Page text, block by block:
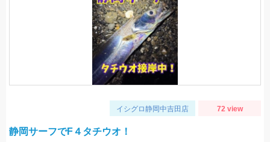
イシグロ静岡中吉田店 72 view
静岡サーフでF４タチウオ！